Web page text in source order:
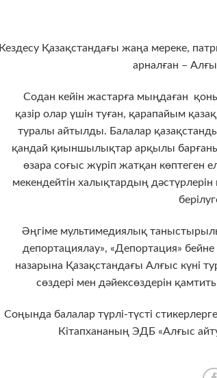
Кездесу Қазақстандағы жаңа мереке,
арналған –
Содан кейін жастарға мыңдаған
қазір олар үшін туған, қарапайым
туралы айтылды. Балалар
қандай қиыншылықтар арқылы барғанын
өзара соғыс жүріп жатқан көптеген
мекендейтін халықтардың дәстүрлерін
Әңгіме мультимедиялық
депортациялау», «Депортация»
назарына Қазақстандағы Алғыс күні
сөздері мен дәйексөздерін
Соңында балалар түрлі-түсті
Кітапхананың ЭДБ «Алғыс